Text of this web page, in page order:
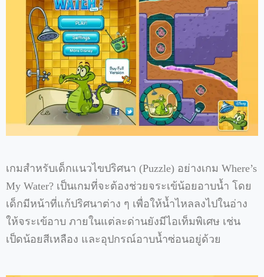
เกมสำหรับเด็กแนวไขปริศนา (Puzzle) อย่างเกม Where’s
My Water? เป็นเกมที่จะต้องช่วยจระเข้น้อยอาบน้ำ โดย
เด็กมีหน้าที่แก้ปริศนาต่าง ๆ เพื่อให้น้ำไหลลงไปในอ่าง
ให้จระเข้อาบ ภายในแต่ละด่านยังมีไอเท็มพิเศษ เช่น
เป็ดน้อยสีเหลือง และอุปกรณ์อาบน้ำซ่อนอยู่ด้วย